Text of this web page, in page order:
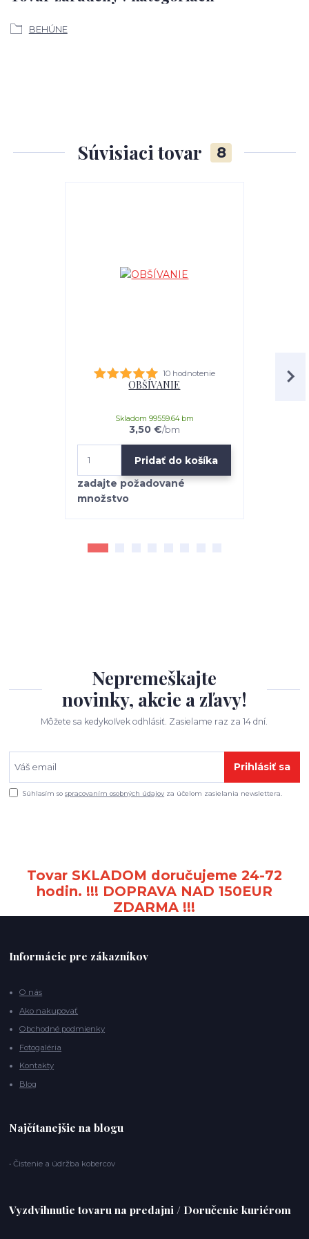
BEHÚNE
Súvisiaci tovar 8
10 hodnotenie
OBŠÍVANIE
3,50 €/bm
Skladom 99559.64 bm
Pridať do košíka
Nepremeškajte
novinky, akcie a zľavy!
Môžete sa kedykoľvek odhlásiť. Zasielame raz za 14 dní.
Prihlásiť sa
Súhlasím sospracovaním osobných údajov za účelom zasielania newslettera.
Tovar SKLADOM doručujeme 24-72
hodin. !!! DOPRAVA NAD 150EUR
ZDARMA !!!
Informácie pre zákazníkov
O nás
Ako nakupovať
Obchodné podmienky
Fotogaléria
Kontakty
Blog
Najčítanejšie na blogu
• Čistenie a údržba kobercov
Vyzdvihnutie tovaru na predajni / Doručenie kuriérom